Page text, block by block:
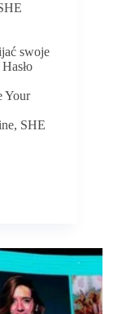
swoje
Your
, SHE